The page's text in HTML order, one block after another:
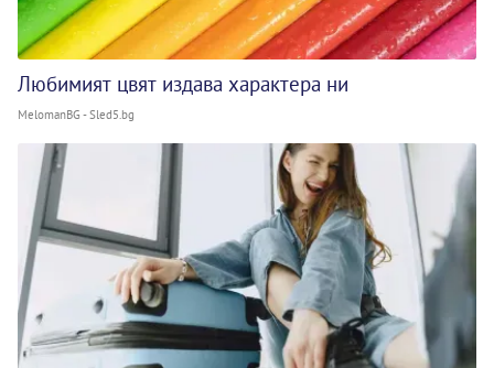
Любимият цвят издава характера ни
MelomanBG - Sled5.bg